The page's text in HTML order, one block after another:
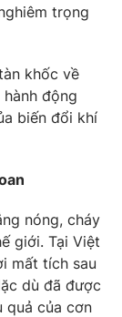
trọng
khốc về
động
biến đổi khí
nóng, cháy
giới. Tại Việt
mất tích sau
dù đã được
quả của cơn